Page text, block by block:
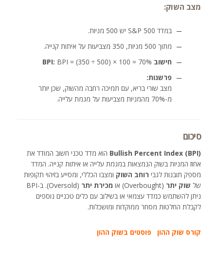
מצב השוק:
במדד S&P 500 יש 500 מניות.
מתוך 500 מניות, 350 מצביעות על איתות קנייה.
חישוב BPI: BPI = (350 ÷ 500) × 100 = 70%
פרשנות:
מצב שורי בריא, עם תמיכה רחבה מהשוק, שכן יותר
מ-70% מהמניות מצביעות על מגמת עלייה.
סיכום
Bullish Percent Index (BPI) הוא מדד טכני חשוב המודד את
אחוז המניות בשוק הנמצאות במגמת עלייה או איתות קנייה. המדד
מספק תובנות לגבי רוחב השוק ומצבו הכללי, ומסייע בזיהוי תקופות
של שוק יתר (Overbought) או מכירת יתר
(Oversold). ב-BPI
ניתן להשתמש כמדד עצמאי או בשילוב עם כלים טכניים נוספים
לקבלת החלטות מסחר ממוקדות ומושכלות.
קורס שוק ההון פוסטים בשוק ההון